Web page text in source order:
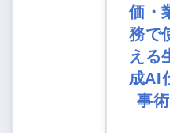
価・
務で
える
成AI
事術